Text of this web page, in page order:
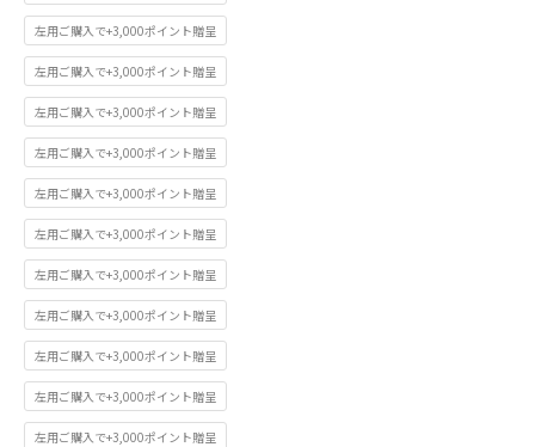
左用ご購入で+3,000ポイント贈呈
左用ご購入で+3,000ポイント贈呈
左用ご購入で+3,000ポイント贈呈
左用ご購入で+3,000ポイント贈呈
左用ご購入で+3,000ポイント贈呈
左用ご購入で+3,000ポイント贈呈
左用ご購入で+3,000ポイント贈呈
左用ご購入で+3,000ポイント贈呈
左用ご購入で+3,000ポイント贈呈
左用ご購入で+3,000ポイント贈呈
左用ご購入で+3,000ポイント贈呈